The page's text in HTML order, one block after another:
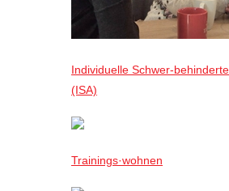
Individuelle Schwer-
(ISA)
Trainings·wohnen